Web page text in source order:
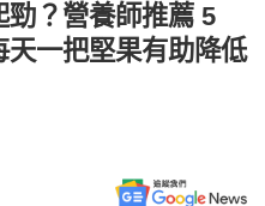
？營養師推薦 5
一把堅果有助降低